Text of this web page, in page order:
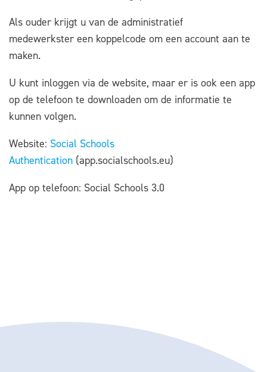
Als ouder krijgt u van de administratief
medewerkster een koppelcode om een account aan te
maken.
U kunt inloggen via de website, maar er is ook een app
op de telefoon te downloaden om de informatie te
kunnen volgen.
Website: Social Schools
Authentication (app.socialschools.eu)
App op telefoon: Social Schools 3.0